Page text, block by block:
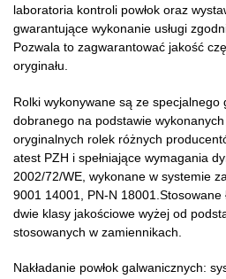
laboratoria kontroli powłok oraz
gwarantujące wykonanie usługi
Pozwala to zagwarantować jakość
oryginału.
Rolki wykonywane są ze specjalnego
dobranego na podstawie
oryginalnych rolek różnych
atest PZH i spełniające wymagania
2002/72/WE, wykonane w systemie
9001 14001, PN-N 18001.Stosowane
dwie klasy jakościowe wyżej od
stosowanych w zamiennikach.
Nakładanie powłok galwanicznych: